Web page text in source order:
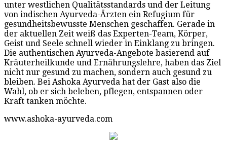
unter westlichen Qualitätsstandards und der Leitung
von indischen Ayurveda-Ärzten ein Refugium für
gesundheitsbewusste Menschen geschaffen. Gerade in
der aktuellen Zeit weiß das Experten-Team, Körper,
Geist und Seele schnell wieder in Einklang zu bringen.
Die authentischen Ayurveda-Angebote basierend auf
Kräuterheilkunde und Ernährungslehre, haben das Ziel
nicht nur gesund zu machen, sondern auch gesund zu
bleiben. Bei Ashoka Ayurveda hat der Gast also die
Wahl, ob er sich beleben, pflegen, entspannen oder
Kraft tanken möchte.
www.ashoka-ayurveda.com